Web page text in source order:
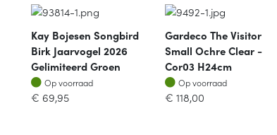
Kay Bojesen Songbird
Birk Jaarvogel 2026
Gelimiteerd Groen
Op voorraad
Op voorraad
€ 69,95
Gardeco The Visitor
Small Ochre Clear -
Cor03 H24cm
Op voorraad
Op voorraad
€ 118,00